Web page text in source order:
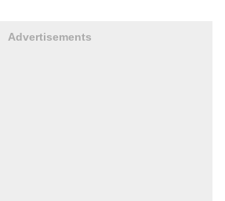
Advertisements